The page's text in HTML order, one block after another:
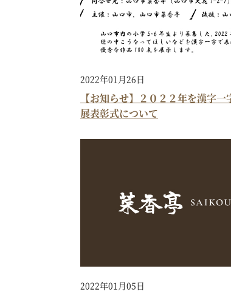
2022年01月26日
【お知らせ】２０２２年を漢字
展表彰式について
2022年01月05日